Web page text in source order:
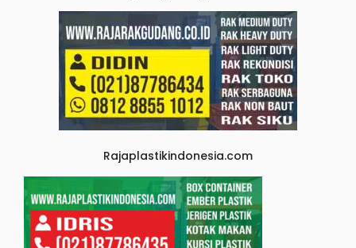
Rajaplastikindonesia.com